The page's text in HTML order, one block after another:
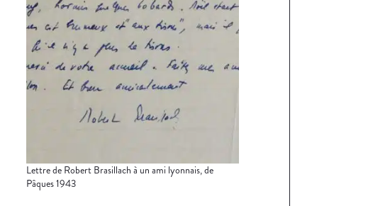
Lettre de Robert Brasillach à un ami lyonnais, de
Pâques 1943